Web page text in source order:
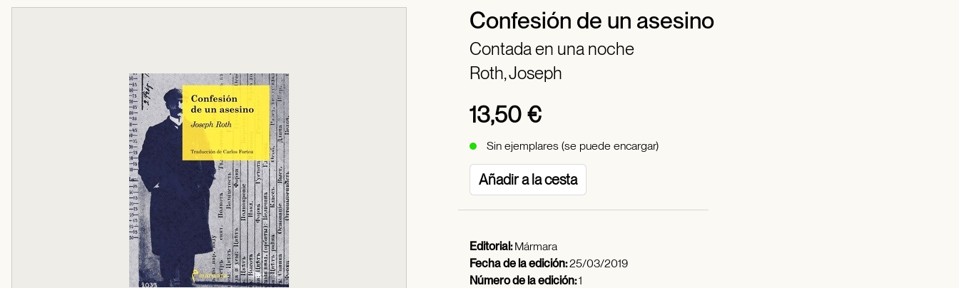
Confesión de un asesino
Contada en una noche
Roth, Joseph
13,50 €
Sin ejemplares (se puede encargar)
Añadir a la cesta
Editorial:Mármara
Fecha de la edición:25/03/2019
Número de la edición:1